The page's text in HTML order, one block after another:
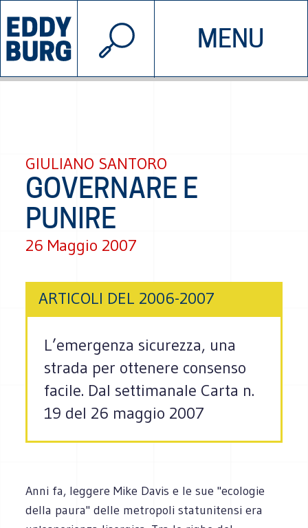
MENU
INIZIATIVE CHI SIAMO
© 2026 EDDYBURG
GIULIANO SANTORO
GOVERNARE E
PUNIRE
26 Maggio 2007
ARTICOLI DEL 2006-2007
L’emergenza sicurezza, una
strada per ottenere consenso
facile. Dal settimanale Carta n.
19 del 26 maggio 2007
Anni fa, leggere Mike Davis e le sue "ecologie
della paura" delle metropoli statunitensi era